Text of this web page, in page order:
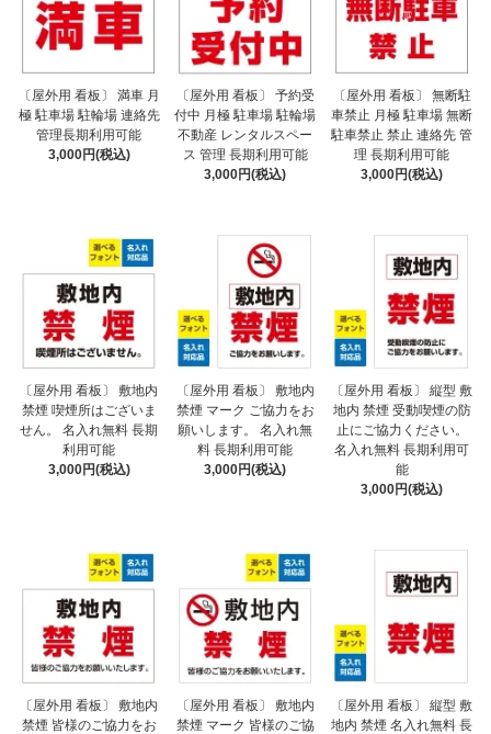
〔屋外用 看板〕 満車 月
極 駐車場 駐輪場 連絡先
管理長期利用可能
3,000円(税込)
〔屋外用 看板〕 予約受
付中 月極 駐車場 駐輪場
不動産 レンタルスペー
ス 管理 長期利用可能
3,000円(税込)
〔屋外用 看板〕 無断駐
車禁止 月極 駐車場 無断
駐車禁止 禁止 連絡先 管
理 長期利用可能
3,000円(税込)
〔屋外用 看板〕 敷地内
禁煙 喫煙所はございま
せん。 名入れ無料 長期
利用可能
3,000円(税込)
〔屋外用 看板〕 敷地内
禁煙 マーク ご協力をお
願いします。 名入れ無
料 長期利用可能
3,000円(税込)
〔屋外用 看板〕 縦型 敷
地内 禁煙 受動喫煙の防
止にご協力ください。
名入れ無料 長期利用可
能
3,000円(税込)
〔屋外用 看板〕 敷地内
禁煙 皆様のご協力をお
〔屋外用 看板〕 敷地内
禁煙 マーク 皆様のご協
〔屋外用 看板〕 縦型 敷
地内 禁煙 名入れ無料 長